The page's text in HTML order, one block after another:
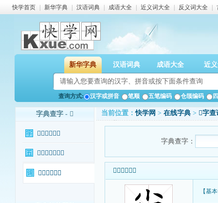
快学首页 新华字典 汉语词典 成语大全 近义词大全 反义词大全
新华字典 汉语词典 成语大全 近
查询方式: 汉字或拼音 笔顺 五笔编码 仓颉编码
字典查字 - 𡭬
𡭬字基本信息
𡭬字输入法查询
𡭬字相关词语
当前位置：快学网 > 在线字典 > 𡭬字
字典查字：
𡭬字基本信息
【基